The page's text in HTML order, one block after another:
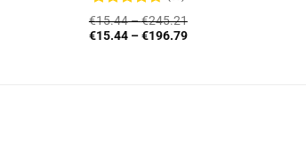
Novērtēts
ar4.72
no
€15.44–€245.21
€15.44–€196.79